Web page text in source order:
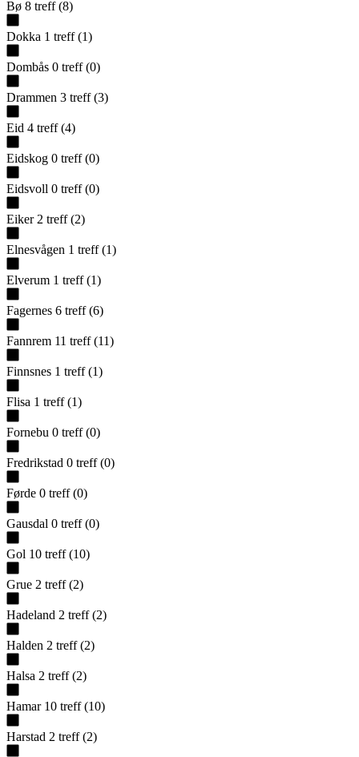
Bø 8 treff (8)
Dokka 1 treff (1)
Dombås 0 treff (0)
Drammen 3 treff (3)
Eid 4 treff (4)
Eidskog 0 treff (0)
Eidsvoll 0 treff (0)
Eiker 2 treff (2)
Elnesvågen 1 treff (1)
Elverum 1 treff (1)
Fagernes 6 treff (6)
Fannrem 11 treff (11)
Finnsnes 1 treff (1)
Flisa 1 treff (1)
Fornebu 0 treff (0)
Fredrikstad 0 treff (0)
Førde 0 treff (0)
Gausdal 0 treff (0)
Gol 10 treff (10)
Grue 2 treff (2)
Hadeland 2 treff (2)
Halden 2 treff (2)
Halsa 2 treff (2)
Hamar 10 treff (10)
Harstad 2 treff (2)